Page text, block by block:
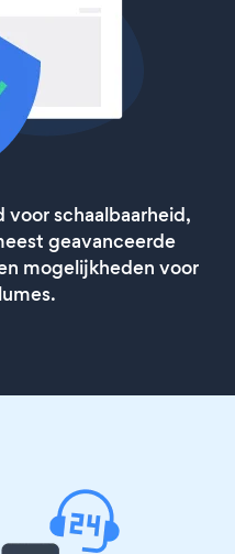
schaalbaarheid,
geavanceerde
mogelijkheden voor